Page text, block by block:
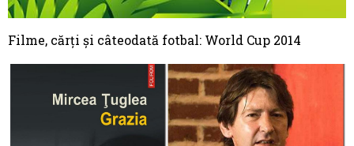
Filme, cărţi şi câteodată fotbal: World Cup 2014